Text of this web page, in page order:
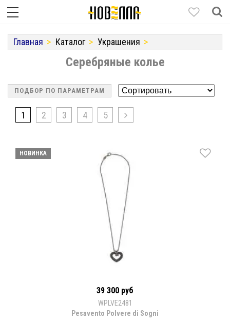
Главная Каталог Украшения
Серебряные колье
ПОДБОР ПО ПАРАМЕТРАМ
1 2 3 4 5
НОВИНКА
39 300 руб
WPLVE2481
Pesavento Polvere di Sogni